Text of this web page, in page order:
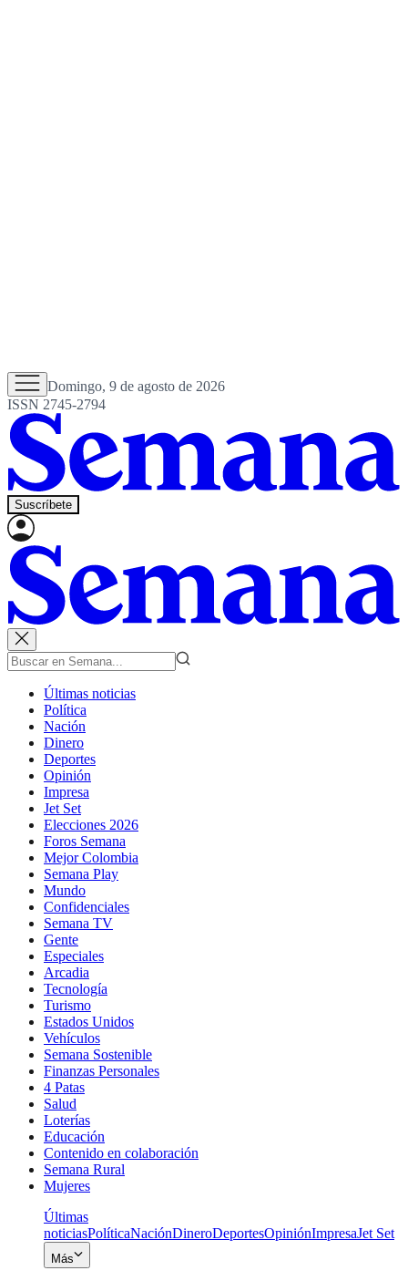
Domingo, 9 de agosto de 2026
ISSN 2745-2794
Suscríbete
Últimas noticias
Política
Nación
Dinero
Deportes
Opinión
Impresa
Jet Set
Elecciones 2026
Foros Semana
Mejor Colombia
Semana Play
Mundo
Confidenciales
Semana TV
Gente
Especiales
Arcadia
Tecnología
Turismo
Estados Unidos
Vehículos
Semana Sostenible
Finanzas Personales
4 Patas
Salud
Loterías
Educación
Contenido en colaboración
Semana Rural
Mujeres
Últimas
noticiasPolíticaNaciónDineroDeportesOpiniónImpresaJet Set
Más